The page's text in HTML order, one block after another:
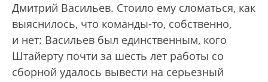
Дмитрий Васильев. Стоило ему сломаться, как
выяснилось, что команды-то, собственно,
и нет: Васильев был единственным, кого
Штайерту почти за шесть лет работы со
сборной удалось вывести на серьезный